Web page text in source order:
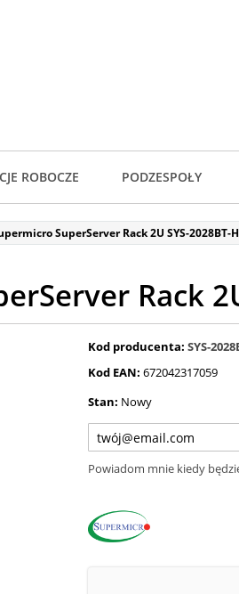
ROBOCZE PODZESPOŁY
SuperServer Rack 2U SYS-2028BT-
Rack
Kod producenta: SYS-
Kod EAN: 672042317059
Stan: Nowy
Powiadom mnie kiedy